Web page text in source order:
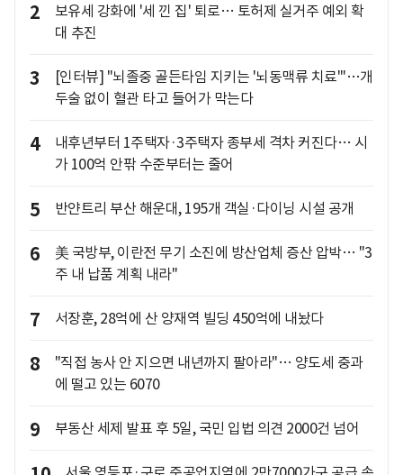
2
보유세 강화에 '세 낀 집' 퇴로… 토허제 실거주 예외 확
대 추진
3
[인터뷰] "뇌졸중 골든타임 지키는 '뇌동맥류 치료'"…개
두술 없이 혈관 타고 들어가 막는다
4
내후년부터 1주택자·3주택자 종부세 격차 커진다… 시
가 100억 안팎 수준부터는 줄어
5 반얀트리 부산 해운대, 195개 객실·다이닝 시설 공개
6
美 국방부, 이란전 무기 소진에 방산업체 증산 압박… "3
주 내 납품 계획 내라"
7 서장훈, 28억에 산 양재역 빌딩 450억에 내놨다
8
"직접 농사 안 지으면 내년까지 팔아라"… 양도세 중과
에 떨고 있는 6070
9 부동산 세제 발표 후 5일, 국민 입법 의견 2000건 넘어